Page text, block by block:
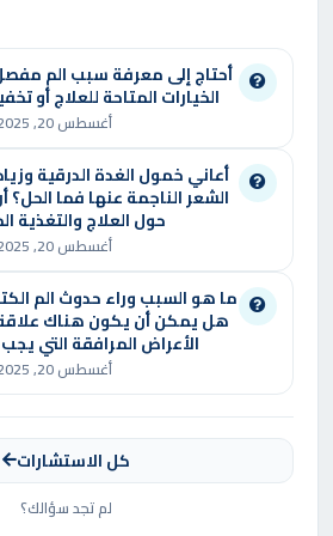
علاج مشكلات الولادة الطبيعية
إجراء الولادات القيصرية بأعلى
عمليات التعقيم الجراحي
طبية دقيقة
كما يمتد تخصصه ليشمل طب
الصغيرة، حيث يجري جراحات
علاج الفتق، والتدخلات الجراحية
تقنيات حديثة تقلل الألم وتسرّع
وفي مجال الحيوانات المائية
بخبرة متميزة في التعامل مع:
أحتاج إلى معرفة سبب الم
الخيارات المتاحة للعلاج أو
أغسطس 20, 2025
أعاني خمول الغدة الدرقية
الشعر الناجمة عنها فما الحل؟
حول العلاج والتغذية
أغسطس 20, 2025
ما هو السبب وراء حدوث الم
هل يمكن أن يكون هناك
الأعراض المرافقة التي يجب
أغسطس 20, 2025
كل الاستشارات
لم تجد سؤالك؟